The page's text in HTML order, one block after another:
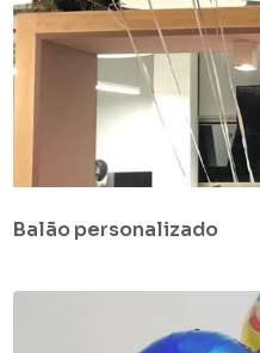
Balão personalizado